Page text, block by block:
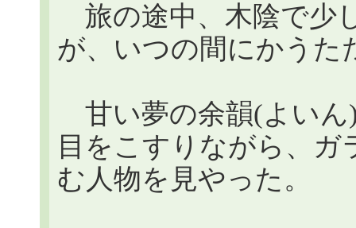
旅の途中、木陰で少
が、いつの間にかうた
甘い夢の余韻(よいん
目をこすりながら、
む人物を見やった。